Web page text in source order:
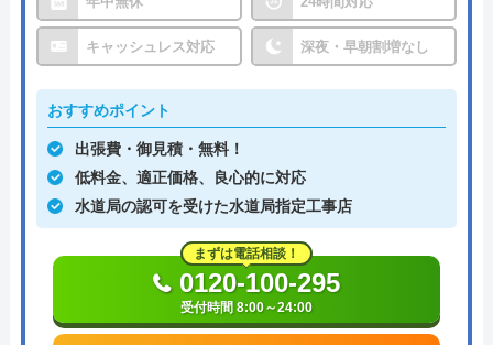
キャッシュレス対応 深夜・早朝割増なし
おすすめポイント
出張費・御見積・無料！
低料金、適正価格、良心的に対応
水道局の認可を受けた水道局指定工事店
まずは電話相談！
0120-100-295
受付時間 8:00～24:00